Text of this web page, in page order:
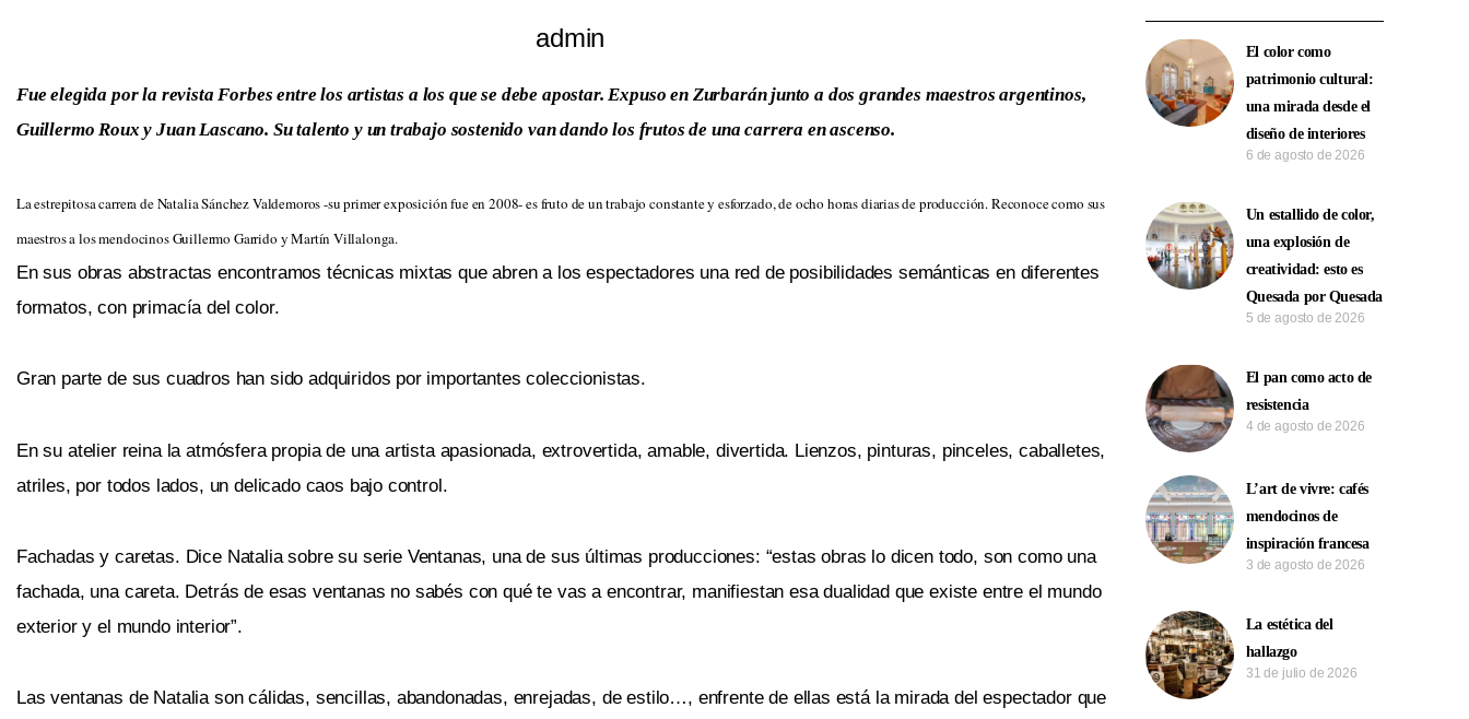
admin
Fue elegida por la revista Forbes entre los artistas a los que se debe apostar. Expuso en Zurbarán junto a dos grandes maestros argentinos,
Guillermo Roux y Juan Lascano. Su talento y un trabajo sostenido van dando los frutos de una carrera en ascenso.
La estrepitosa carrera de Natalia Sánchez Valdemoros -su primer exposición fue en 2008- es fruto de un trabajo constante y esforzado, de ocho horas diarias de producción. Reconoce como sus
maestros a los mendocinos Guillermo Garrido y Martín Villalonga.
En sus obras abstractas encontramos técnicas mixtas que abren a los espectadores una red de posibilidades semánticas en diferentes
formatos, con primacía del color.
Gran parte de sus cuadros han sido adquiridos por importantes coleccionistas.
En su atelier reina la atmósfera propia de una artista apasionada, extrovertida, amable, divertida. Lienzos, pinturas, pinceles, caballetes,
atriles, por todos lados, un delicado caos bajo control.
Fachadas y caretas. Dice Natalia sobre su serie Ventanas, una de sus últimas producciones: “estas obras lo dicen todo, son como una
fachada, una careta. Detrás de esas ventanas no sabés con qué te vas a encontrar, manifiestan esa dualidad que existe entre el mundo
exterior y el mundo interior”.
Las ventanas de Natalia son cálidas, sencillas, abandonadas, enrejadas, de estilo…, enfrente de ellas está la mirada del espectador que
El color como
patrimonio cultural:
una mirada desde el
diseño de interiores
6 de agosto de 2026
Un estallido de color,
una explosión de
creatividad: esto es
Quesada por Quesada
5 de agosto de 2026
El pan como acto de
resistencia
4 de agosto de 2026
L’art de vivre: cafés
mendocinos de
inspiración francesa
3 de agosto de 2026
La estética del
hallazgo
31 de julio de 2026